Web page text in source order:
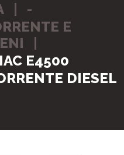
-
E
E4500
DIESEL